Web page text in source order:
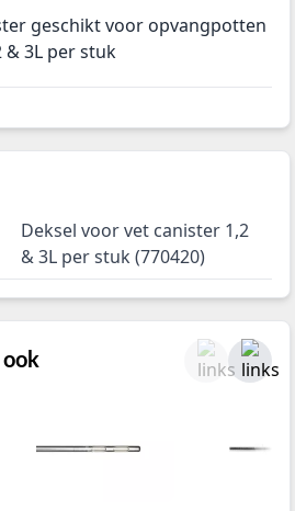
geschikt voor opvangpotten
& 3L per stuk
Deksel voor vet canister 1,2
& 3L per stuk (770420)
ook